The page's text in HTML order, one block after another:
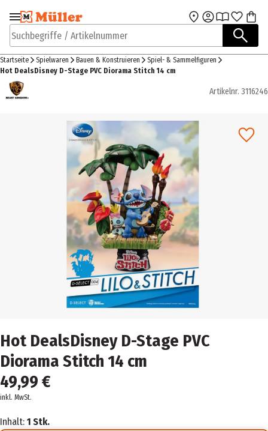
Zur Navigation
springen
Zum Hauptinhalt
Suchbegriffe / Artikelnummer
Startseite Spielwaren Bauen & Konstruieren
Spiel- & Sammelfiguren
Hot DealsDisney D-Stage PVC Diorama Stitch 14 cm
Artikelnr. 3116246
Hot DealsDisney D-Stage PVC
Diorama Stitch 14 cm
49,99 €
inkl. MwSt.
Inhalt: 1 Stk.